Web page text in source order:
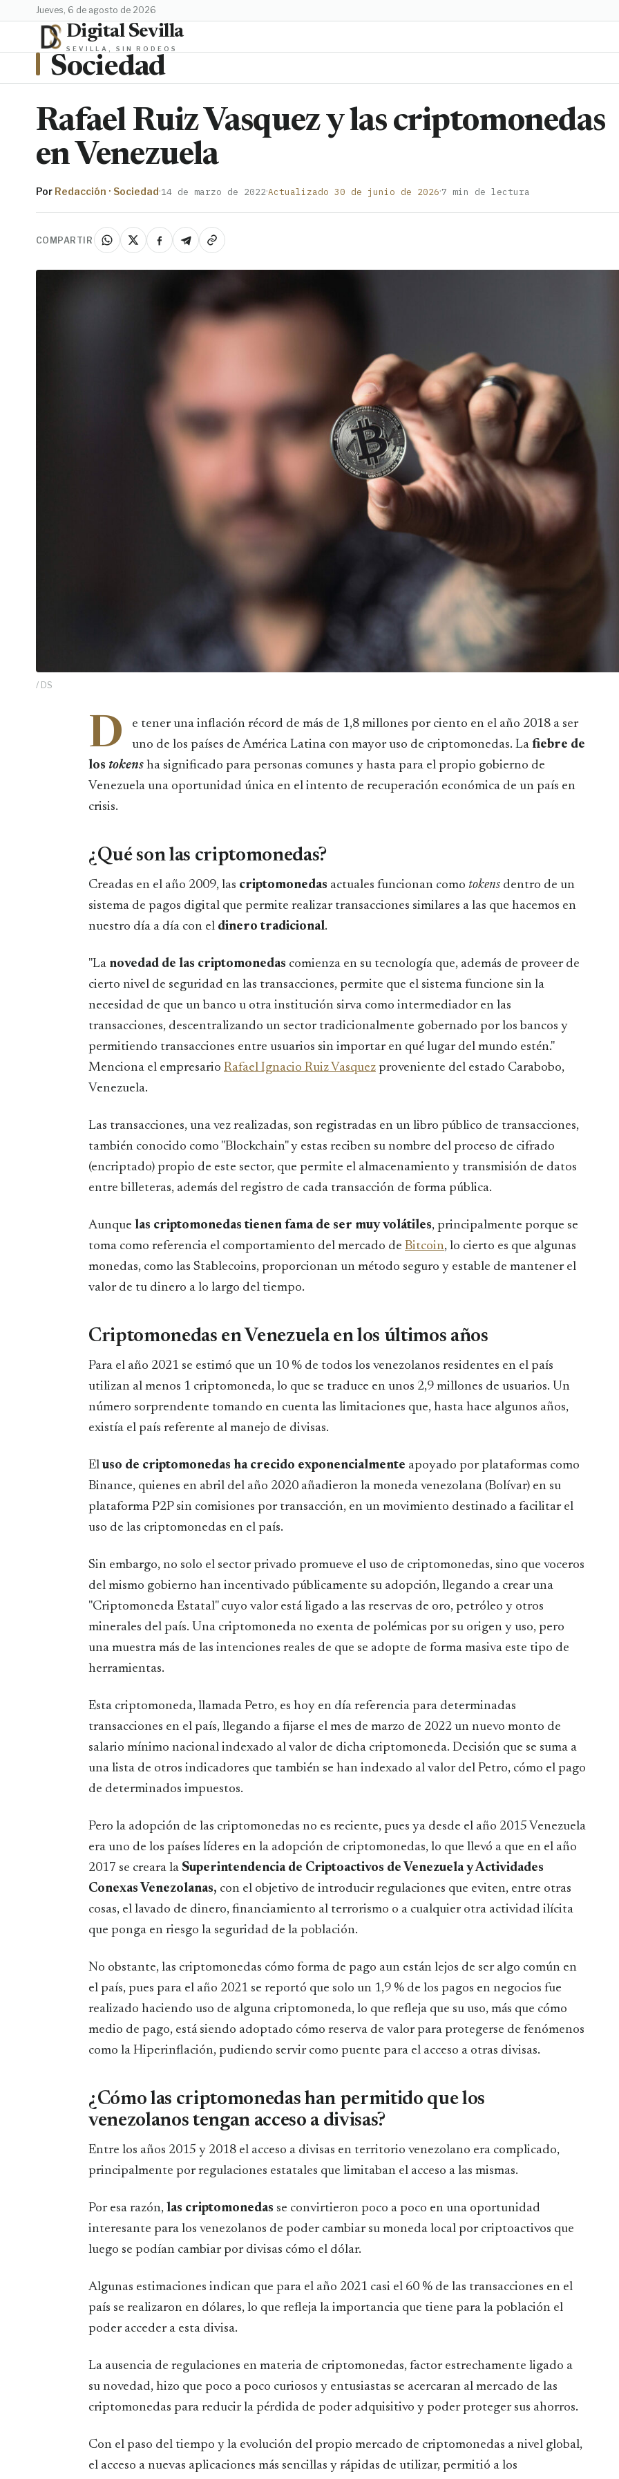
jueves, 6 de agosto de 2026
Digital Sevilla
SEVILLA, SIN RODEOS
Sociedad
Rafael Ruiz Vasquez y las criptomonedas
en Venezuela
Por Redacción · Sociedad·14 de marzo de 2022·Actualizado 30 de junio de 2026·7 min de lectura
COMPARTIR
/ DS
D
e tener una inflación récord de más de 1,8 millones por ciento en el año 2018 a ser
uno de los países de América Latina con mayor uso de criptomonedas. La fiebre de
los tokens ha significado para personas comunes y hasta para el propio gobierno de
Venezuela una oportunidad única en el intento de recuperación económica de un país en
crisis.
¿Qué son las criptomonedas?
Creadas en el año 2009, las criptomonedas actuales funcionan como tokens dentro de un
sistema de pagos digital que permite realizar transacciones similares a las que hacemos en
nuestro día a día con el dinero tradicional.
"La novedad de las criptomonedas comienza en su tecnología que, además de proveer de
cierto nivel de seguridad en las transacciones, permite que el sistema funcione sin la
necesidad de que un banco u otra institución sirva como intermediador en las
transacciones, descentralizando un sector tradicionalmente gobernado por los bancos y
permitiendo transacciones entre usuarios sin importar en qué lugar del mundo estén."
Menciona el empresario Rafael Ignacio Ruiz Vasquez proveniente del estado Carabobo,
Venezuela.
Las transacciones, una vez realizadas, son registradas en un libro público de transacciones,
también conocido como "Blockchain" y estas reciben su nombre del proceso de cifrado
(encriptado) propio de este sector, que permite el almacenamiento y transmisión de datos
entre billeteras, además del registro de cada transacción de forma pública.
Aunque las criptomonedas tienen fama de ser muy volátiles, principalmente porque se
toma como referencia el comportamiento del mercado de Bitcoin, lo cierto es que algunas
monedas, como las Stablecoins, proporcionan un método seguro y estable de mantener el
valor de tu dinero a lo largo del tiempo.
Criptomonedas en Venezuela en los últimos años
Para el año 2021 se estimó que un 10 % de todos los venezolanos residentes en el país
utilizan al menos 1 criptomoneda, lo que se traduce en unos 2,9 millones de usuarios. Un
número sorprendente tomando en cuenta las limitaciones que, hasta hace algunos años,
existía el país referente al manejo de divisas.
Eluso de criptomonedas ha crecido exponencialmente apoyado por plataformas como
Binance, quienes en abril del año 2020 añadieron la moneda venezolana (Bolívar) en su
plataforma P2P sin comisiones por transacción, en un movimiento destinado a facilitar el
uso de las criptomonedas en el país.
Sin embargo, no solo el sector privado promueve el uso de criptomonedas, sino que voceros
del mismo gobierno han incentivado públicamente su adopción, llegando a crear una
"Criptomoneda Estatal" cuyo valor está ligado a las reservas de oro, petróleo y otros
minerales del país. Una criptomoneda no exenta de polémicas por su origen y uso, pero
una muestra más de las intenciones reales de que se adopte de forma masiva este tipo de
herramientas.
Esta criptomoneda, llamada Petro, es hoy en día referencia para determinadas
transacciones en el país, llegando a fijarse el mes de marzo de 2022 un nuevo monto de
salario mínimo nacional indexado al valor de dicha criptomoneda. Decisión que se suma a
una lista de otros indicadores que también se han indexado al valor del Petro, cómo el pago
de determinados impuestos.
Pero la adopción de las criptomonedas no es reciente, pues ya desde el año 2015 Venezuela
era uno de los países líderes en la adopción de criptomonedas, lo que llevó a que en el año
2017 se creara la Superintendencia de Criptoactivos de Venezuela y Actividades
Conexas Venezolanas, con el objetivo de introducir regulaciones que eviten, entre otras
cosas, el lavado de dinero, financiamiento al terrorismo o a cualquier otra actividad ilícita
que ponga en riesgo la seguridad de la población.
No obstante, las criptomonedas cómo forma de pago aun están lejos de ser algo común en
el país, pues para el año 2021 se reportó que solo un 1,9 % de los pagos en negocios fue
realizado haciendo uso de alguna criptomoneda, lo que refleja que su uso, más que cómo
medio de pago, está siendo adoptado cómo reserva de valor para protegerse de fenómenos
como la Hiperinflación, pudiendo servir como puente para el acceso a otras divisas.
¿Cómo las criptomonedas han permitido que los
venezolanos tengan acceso a divisas?
Entre los años 2015 y 2018 el acceso a divisas en territorio venezolano era complicado,
principalmente por regulaciones estatales que limitaban el acceso a las mismas.
Por esa razón, las criptomonedas se convirtieron poco a poco en una oportunidad
interesante para los venezolanos de poder cambiar su moneda local por criptoactivos que
luego se podían cambiar por divisas cómo el dólar.
Algunas estimaciones indican que para el año 2021 casi el 60 % de las transacciones en el
país se realizaron en dólares, lo que refleja la importancia que tiene para la población el
poder acceder a esta divisa.
La ausencia de regulaciones en materia de criptomonedas, factor estrechamente ligado a
su novedad, hizo que poco a poco curiosos y entusiastas se acercaran al mercado de las
criptomonedas para reducir la pérdida de poder adquisitivo y poder proteger sus ahorros.
Con el paso del tiempo y la evolución del propio mercado de criptomonedas a nivel global,
el acceso a nuevas aplicaciones más sencillas y rápidas de utilizar, permitió a los